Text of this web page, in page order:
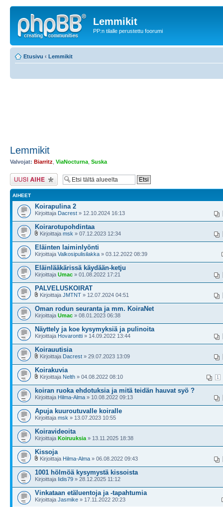
Lemmikit
PP:n tilalle perustettu foorumi
Etusivu ‹ Lemmikit
Lemmikit
Valvojat: Biarritz ViaNocturna Suska
Lähetä uusi viesti
AIHEET
Koirapulina 2
Kirjoittaja Dacrest » 12.10.2024 16:13
Koirarotupohdintaa
Kirjoittaja msk » 07.12.2023 12:34
Eläinten laiminlyönti
Kirjoittaja Valkosipulisilakka » 03.12.2022 08:39
Eläinlääkärissä käydään-ketju
Kirjoittaja Umac » 01.08.2022 17:21
PALVELUSKOIRAT
Kirjoittaja JMTNT » 12.07.2024 04:51
Oman rodun seuranta ja mm. KoiraNet
Kirjoittaja Umac » 08.01.2023 06:38
Näyttely ja koe kysymyksiä ja pulinoita
Kirjoittaja Hovarontti » 14.09.2022 13:44
Koirauutisia
Kirjoittaja Dacrest » 29.07.2023 13:09
Koirakuvia
1
Kirjoittaja Nelth » 04.08.2022 08:10
koiran ruoka ehdotuksia ja mitä teidän hauvat syö ?
Kirjoittaja Hilma-Alma » 10.08.2022 09:13
Apuja kuuroutuvalle koiralle
Kirjoittaja msk » 13.07.2023 10:55
Koiravideoita
Kirjoittaja Koiruuksia » 13.11.2025 18:38
Kissoja
Kirjoittaja Hilma-Alma » 06.08.2022 09:43
1001 hölmöä kysymystä kissoista
Kirjoittaja Iidis79 » 28.12.2025 11:12
Vinkataan etäluentoja ja -tapahtumia
Kirjoittaja Jasmike » 17.11.2022 20:23